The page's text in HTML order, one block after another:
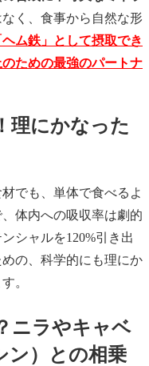
く、食事から自然な形
ム鉄」として摂取でき
ための最強のパートナ
理にかなった
でも、単体で食べるよ
体内への吸収率は劇的
シャルを120%引き出
の、科学的にも理にか
。
ニラやキャベ
ン）との相乗